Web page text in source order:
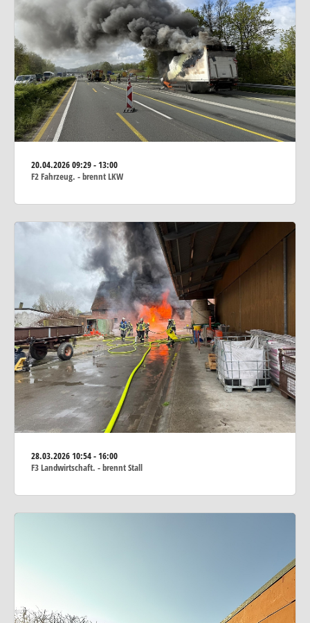
20.04.202609:29 - 13:00
F2 Fahrzeug. - brennt LKW
28.03.202610:54 - 16:00
F3 Landwirtschaft. - brennt Stall